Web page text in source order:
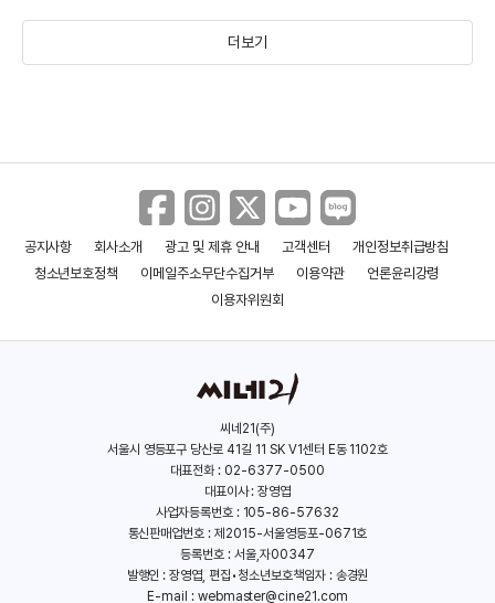
백승환
(1980)
더보기
공지사항 회사소개 광고 및 제휴 안내 고객센터
개인정보취급방침
청소년보호정책
이메일주소무단수집거부 이용약관
언론윤리강령
이용자위원회
씨네21(주)
서울시 영등포구 당산로 41길 11 SK V1센터 E동 1102호
대표전화 : 02-6377-0500
대표이사 : 장영엽
사업자등록번호 : 105-86-57632
통신판매업번호 : 제2015-서울영등포-0671호
등록번호 : 서울,자00347
발행인 : 장영엽, 편집•청소년보호책임자 : 송경원
E-mail : webmaster@cine21.com